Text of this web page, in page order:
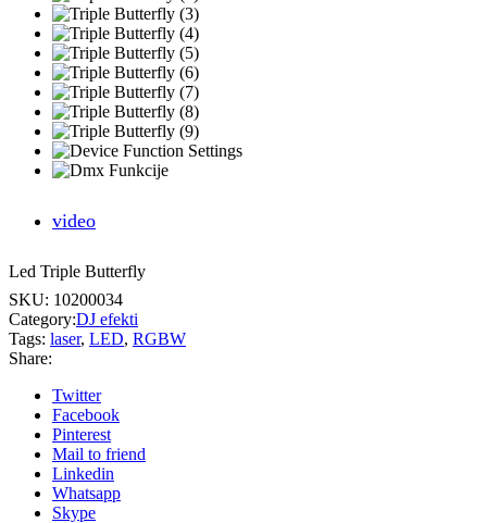
video
Led Triple Butterfly
SKU: 10200034
Category:DJ efekti
Tags: laser, LED, RGBW
Share:
Twitter
Facebook
Pinterest
Mail to friend
Linkedin
Whatsapp
Skype